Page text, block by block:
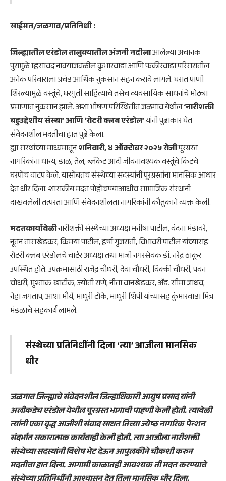
साईमत/जळगाव/प्रतिनिधी :
जिल्ह्यातील एरंडोल तालुक्यातील अंजनी नदीलाआलेल्या अचानक
पुरामुळे म्हसावद नाक्याजवळील कुंभारवाडा आणि फकीरवाडा परिसरातील
अनेक परिवाराला प्रचंड आर्थिक नुकसान सहन करावे लागले. घरात पाणी
शिरल्यामुळे वस्तूंचे, घरगुती साहित्याचे तसेच व्यवसायिक साधनांचे मोठ्या
प्रमाणात नुकसान झाले. अशा भीषण परिस्थितीत जळगाव येथील‘नारीशक्ती
बहुउद्देशीय संस्था’ आणि ‘रोटरी क्लब एरंडोल’यांनी पुढाकार घेत
संवेदनशील मदतीचा हात पुढे केला.
ह्या संस्थांच्या माध्यमातूनशनिवारी, ४ ऑक्टोबर २०२५ रोजीपूरग्रस्त
नागरिकांना धान्य, डाळ, तेल, ब्लँकेट आदी जीवनावश्यक वस्तूंचे किटचे
घरपोच वाटप केले. यासोबतच संस्थेच्या सदस्यांनी पूरग्रस्तांना मानसिक आधार
देत धीर दिला. शासकीय मदत पोहोचण्याआधीच सामाजिक संस्थांनी
दाखवलेली तत्परता आणि संवेदनशीलता नागरिकांनी कौतुकाने व्यक्त केली.
मदतकार्यावेळीनारीशक्ती संस्थेच्या अध्यक्ष मनीषा पाटील, वंदना मंडावरे,
नूतन तासखेडकर, किमया पाटील, हर्षा गुजराती, विभावरी पाटील यांच्यासह
रोटरी क्लब एरंडोलचे चार्टर अध्यक्ष तथा माजी नगरसेवक डॉ. नरेंद्र ठाकूर
उपस्थित होते. उपक्रमासाठी राजेंद्र चौधरी, देवा चौधरी, विक्की चौधरी, पवन
चोधरी, मुश्ताक खाटीक, ज्योती राणे, नीता वानखेडकर, अ‍ॅड. सीमा जाधव,
नेहा जगताप, आशा मौर्य, माधुरी टोके, माधुरी शिंपी यांच्यासह कुंभारवाडा मित्र
मंडळाचे सहकार्य लाभले.
संस्थेच्या प्रतिनिधींनी दिला ‘त्या’ आजीला मानसिक
धीर
जळगाव जिल्ह्याचे संवेदनशील जिल्हाधिकारी आयुष प्रसाद यांनी
अलीकडेच एरंडोल येथील पूरग्रस्त भागाची पाहणी केली होती. त्यावेळी
त्यांनी एका वृद्ध आजीशी संवाद साधत तिच्या ज्येष्ठ नागरिक पेन्शन
संदर्भात सकारात्मक कार्यवाही केली होती. त्या आजीला नारीशक्ती
संस्थेच्या सदस्यांनी विशेष भेट देऊन आपुलकीने चौकशी करुन
मदतीचा हात दिला. आगामी काळातही आवश्यक ती मदत करण्याचे